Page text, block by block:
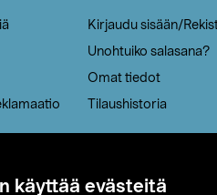
käyttää evästeitä
Kirjaudu sisään/
Unohtuiko salasana?
Omat tiedot
Tilaushistoria